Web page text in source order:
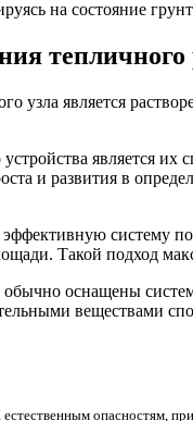
на состояние
тепличного
узла является
является их
и развития в
систему
Такой подход
оснащены
веществами
опасностям,